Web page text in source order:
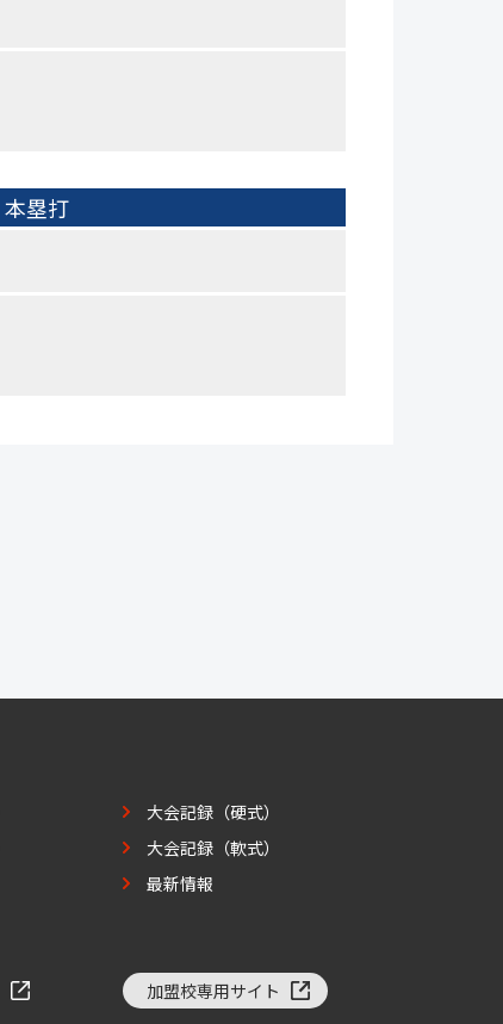
本塁打
大会記録（硬式）
大会記録（軟式）
最新情報
加盟校専用サイト